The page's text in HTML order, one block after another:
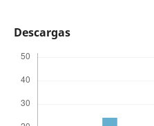
Descargas